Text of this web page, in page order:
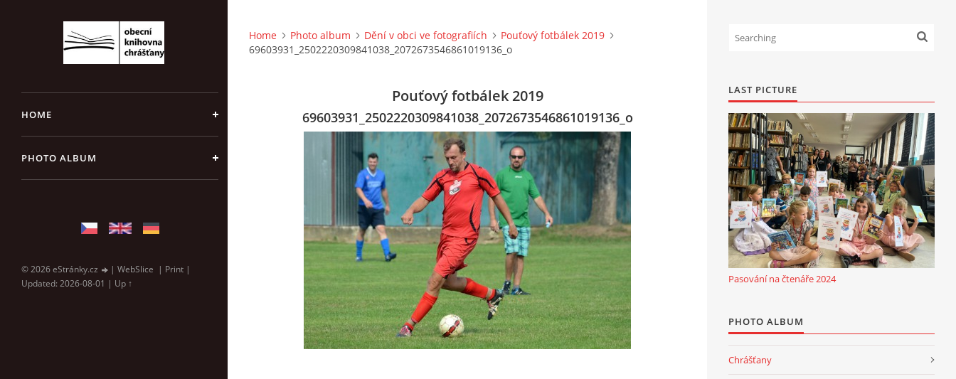
HOME
PHOTO ALBUM
© 2026 eStránky.cz | WebSlice | Print |
Updated: 2026-08-01 | Up ↑
Home Photo album Dění v obci ve fotografiích
Pouťový fotbálek 2019
69603931_2502220309841038_2072673546861019136_o
Pouťový fotbálek 2019
69603931_2502220309841038_2072673546861019136_o
LAST PICTURE
Pasování na čtenáře 2024
PHOTO ALBUM
Chrášťany